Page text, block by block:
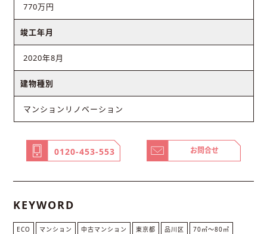
770万円
竣工年月
2020年8月
建物種別
マンションリノベーション
0120-453-553 お問合せ
KEYWORD
ECO マンション 中古マンション 東京都 品川区 70㎡〜80㎡